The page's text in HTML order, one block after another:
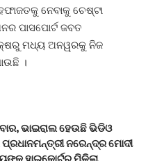
ନେବାକୁ ଚେଷ୍ଟା
ପାସପୋର୍ଟ ଜବତ
ପକ୍ଷରୁ ମଧ୍ୟ ଅନୱରକୁ ନିଜ
।
ଭାଇରାଲ ହେଉଛି ଭିଡିଓ
ନରେନ୍ଦ୍ର ମୋଦୀ
ହାଇକୋର୍ଟରୁ ମିଳିଲା